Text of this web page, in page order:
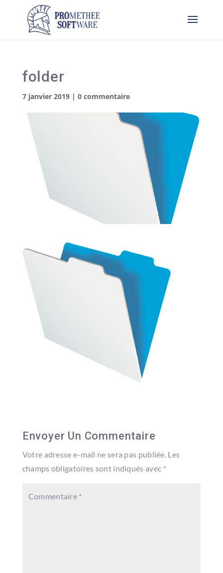
folder
7 janvier 2019| 0 commentaire
Envoyer Un Commentaire
Votre adresse e-mail ne sera pas publiée. Les
champs obligatoires sont indiqués avec *